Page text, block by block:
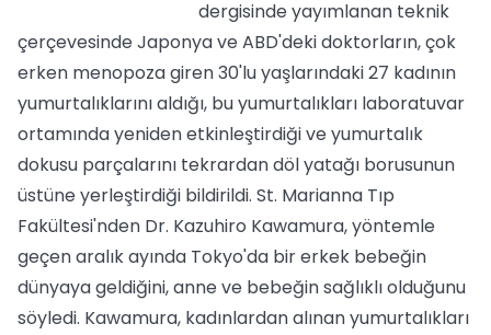
dergisinde yayımlanan teknik
çerçevesinde Japonya ve ABD'deki doktorların, çok
erken menopoza giren 30'lu yaşlarındaki 27 kadının
yumurtalıklarını aldığı, bu yumurtalıkları laboratuvar
ortamında yeniden etkinleştirdiği ve yumurtalık
dokusu parçalarını tekrardan döl yatağı borusunun
üstüne yerleştirdiği bildirildi. St. Marianna Tıp
Fakültesi'nden Dr. Kazuhiro Kawamura, yöntemle
geçen aralık ayında Tokyo'da bir erkek bebeğin
dünyaya geldiğini, anne ve bebeğin sağlıklı olduğunu
söyledi. Kawamura, kadınlardan alınan yumurtalıkları